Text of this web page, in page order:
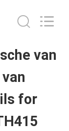
van
for